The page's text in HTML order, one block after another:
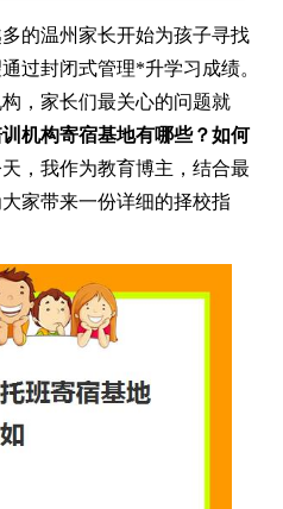
的温州家长开始为孩子寻找
过封闭式管理*升学习成绩。
，家长们最关心的问题就
机构寄宿基地有哪些？如何
，我作为教育博主，结合最
家带来一份详细的择校指